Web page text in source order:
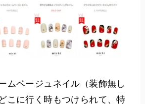
ムベージュネイル（装飾無し
こに行く時もつけられて、特